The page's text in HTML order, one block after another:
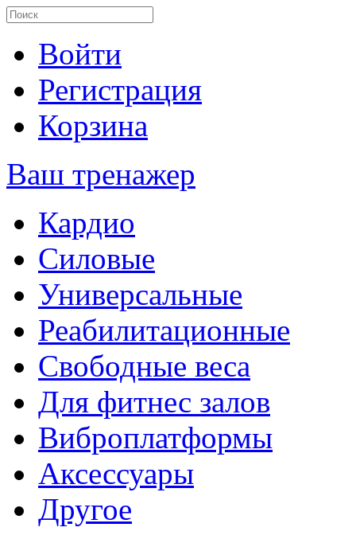
Войти
Регистрация
Корзина
Ваш тренажер
Кардио
Силовые
Универсальные
Реабилитационные
Свободные веса
Для фитнес залов
Виброплатформы
Аксессуары
Другое